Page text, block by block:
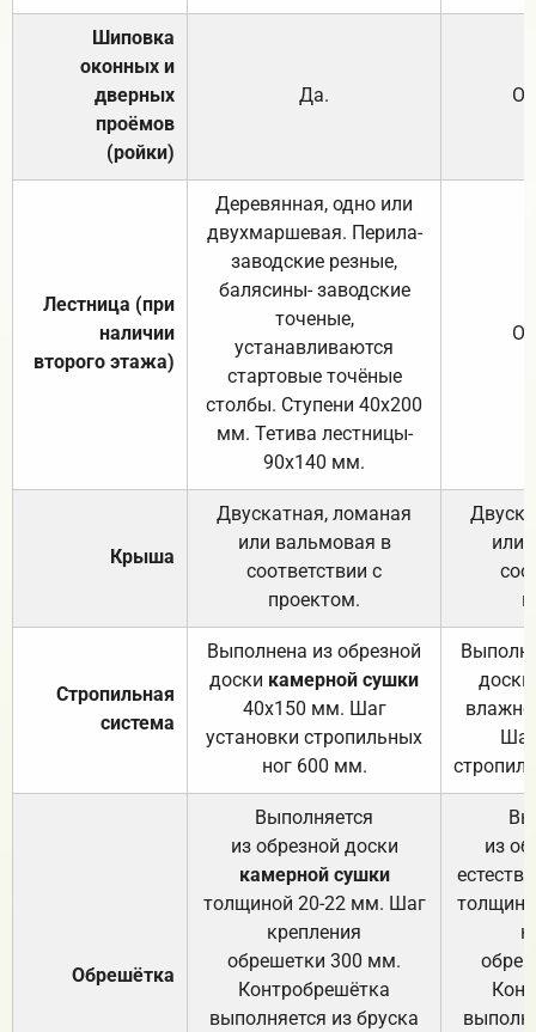
Шиповка
оконных и
дверных
проёмов
(ройки)
Да.
Лестница (при
наличии
второго этажа)
Деревянная, одно или
двухмаршевая. Перила-
заводские резные,
балясины- заводские
точеные,
устанавливаются
стартовые точёные
столбы. Ступени 40х200
мм. Тетива лестницы-
90х140 мм.
Крыша
Двускатная, ломаная
или вальмовая в
соответствии с
проектом.
или
Стропильная
система
Выполнена из обрезной
доски камерной сушки
40х150 мм. Шаг
установки стропильных
ног 600 мм.
доски
Обрешётка
Выполняется
из обрезной доски
камерной сушки
толщиной 20-22 мм. Шаг
крепления
обрешетки 300 мм.
Контробрешётка
выполняется из бруска
из